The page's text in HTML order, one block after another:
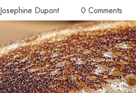
Josephine Dupont 0 Comments